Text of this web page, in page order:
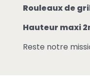
Rouleaux de
Hauteur maxi
Reste notre